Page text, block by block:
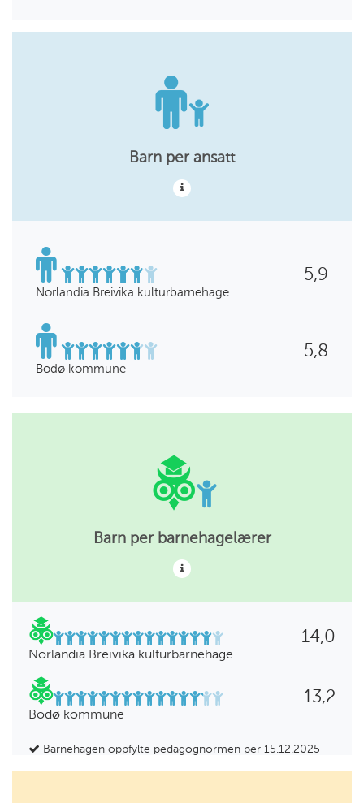
Barn per ansatt
5,9
Norlandia Breivika kulturbarnehage
5,8
Bodø kommune
Barn per barnehagelærer
14,0
Norlandia Breivika kulturbarnehage
13,2
Bodø kommune
Barnehagen oppfylte pedagognormen per 15.12.2025